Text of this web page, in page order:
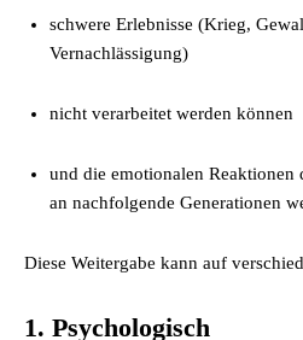
schwere Erlebnisse (Krieg,
Vernachlässigung)
nicht verarbeitet werden können
und die emotionalen Reaktionen
an nachfolgende Generationen
Diese Weitergabe kann auf
1. Psychologisch